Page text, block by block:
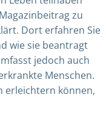
zu
Dort erfahren Sie
wie sie beantragt
jedoch auch
Menschen.
erleichtern können,